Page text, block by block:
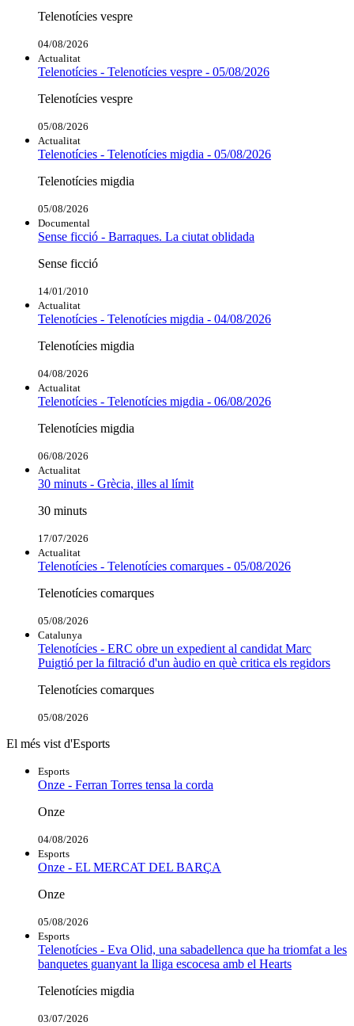
Telenotícies vespre
04/08/2026
Actualitat
Telenotícies - Telenotícies vespre - 05/08/2026
Telenotícies vespre
05/08/2026
Actualitat
Telenotícies - Telenotícies migdia - 05/08/2026
Telenotícies migdia
05/08/2026
Documental
Sense ficció - Barraques. La ciutat oblidada
Sense ficció
14/01/2010
Actualitat
Telenotícies - Telenotícies migdia - 04/08/2026
Telenotícies migdia
04/08/2026
Actualitat
Telenotícies - Telenotícies migdia - 06/08/2026
Telenotícies migdia
06/08/2026
Actualitat
30 minuts - Grècia, illes al límit
30 minuts
17/07/2026
Actualitat
Telenotícies - Telenotícies comarques - 05/08/2026
Telenotícies comarques
05/08/2026
Catalunya
Telenotícies - ERC obre un expedient al candidat Marc
Puigtió per la filtració d'un àudio en què critica els regidors
Telenotícies comarques
05/08/2026
El més vist d'Esports
Esports
Onze - Ferran Torres tensa la corda
Onze
04/08/2026
Esports
Onze - EL MERCAT DEL BARÇA
Onze
05/08/2026
Esports
Telenotícies - Eva Olid, una sabadellenca que ha triomfat a les
banquetes guanyant la lliga escocesa amb el Hearts
Telenotícies migdia
03/07/2026